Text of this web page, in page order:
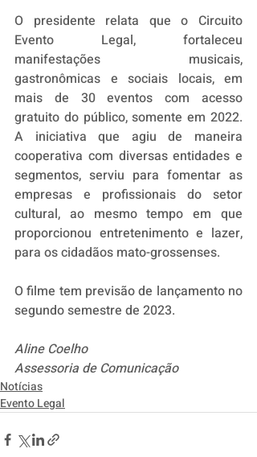
O presidente relata que o Circuito
Evento Legal, fortaleceu
manifestações musicais,
gastronômicas e sociais locais, em
mais de 30 eventos com acesso
gratuito do público, somente em 2022.
A iniciativa que agiu de maneira
cooperativa com diversas entidades e
segmentos, serviu para fomentar as
empresas e profissionais do setor
cultural, ao mesmo tempo em que
proporcionou entretenimento e lazer,
para os cidadãos mato-grossenses.
O filme tem previsão de lançamento no
segundo semestre de 2023.
Aline Coelho
Assessoria de Comunicação
Notícias
Evento Legal